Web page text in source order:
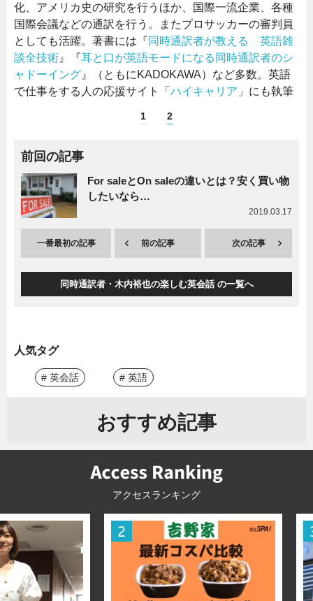
化、アメリカ史の研究を行うほか、国際一流企業、各種
国際会議などの通訳を行う。またプロサッカーの審判員
としても活躍。著書には『同時通訳者が教える 英語雑
談全技術 』『耳と口が英語モードになる同時通訳者のシ
ャドーイング 』（ともにKADOKAWA）など多数。英語
で仕事をする人の応援サイト「 ハイキャリア 」にも執筆
1 2
前回の記事
For saleとOn saleの違いとは？安く買い物
したいなら…
2019.03.17
一番最初の記事 前の記事 次の記事
同時通訳者・木内裕也の楽しむ英会話 の一覧へ
人気タグ
# 英会話 # 英語
おすすめ記事
アクセスランキング